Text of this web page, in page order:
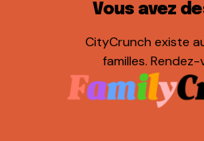
Vous avez
CityCrunch existe
familles. Rendez-